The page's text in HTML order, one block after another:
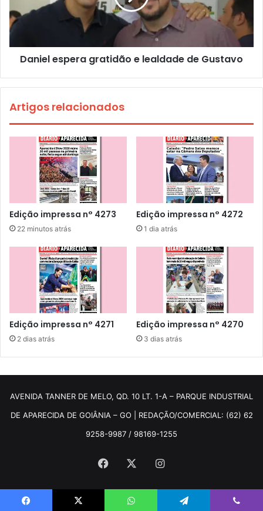
Daniel espera gratidão e lealdade de Gustavo
Artigos relacionados
Edição impressa n° 4273
22 minutos atrás
Edição impressa n° 4272
1 dia atrás
Edição impressa n° 4271
2 dias atrás
Edição impressa n° 4270
3 dias atrás
AVENIDA TANNER DE MELO, QD. 10 LT. 1-A – PARQUE INDUSTRIAL
DE APARECIDA DE GOIÂNIA – GO | REDAÇÃO/COMERCIAL: (62) 62
9258-9987 / 98169-1255
Facebook Instagram